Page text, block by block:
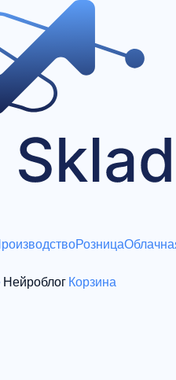
Розница
Нейроблог Корзина